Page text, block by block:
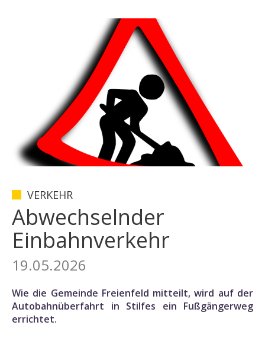
VERKEHR
Abwechselnder
Einbahnverkehr
19.05.2026
Wie die Gemeinde Freienfeld mitteilt, wird auf der
Autobahnüberfahrt in Stilfes ein Fußgängerweg
errichtet.